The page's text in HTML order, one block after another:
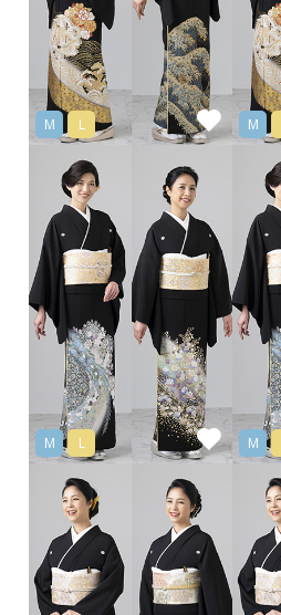
M L M
M L M